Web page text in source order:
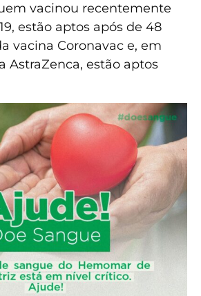
vacinou recentemente
estão aptos após de 48
vacina Coronavac e, em
AstraZenca, estão aptos